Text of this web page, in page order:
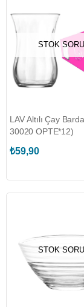
STOK
LAV Altılı Çay
30020 OPTE*12)
₺59,90
STOK